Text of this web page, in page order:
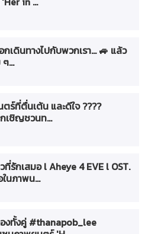
เดินทางไปกับพวกเรา... 🚙 แล้ว
...
ร์ที่ตื่นเต้น และดีใจ ????
เชิญชวนท...
รักเสมอ l Aheye 4 EVE l OST.
นภาพน...
งทั้งคู่ #thanapob_lee